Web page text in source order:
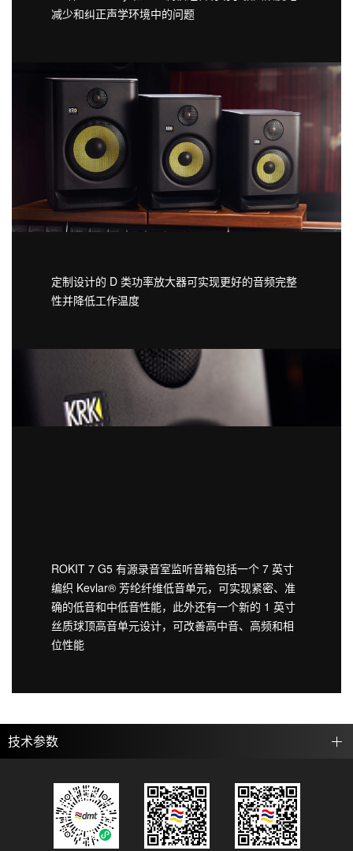
减少和纠正声学环境中的问题
定制设计的 D 类功率放大器可实现更好的音频完整
性并降低工作温度
ROKIT 7 G5 有源录音室监听音箱包括一个 7 英寸
编织 Kevlar® 芳纶纤维低音单元，可实现紧密、准
确的低音和中低音性能，此外还有一个新的 1 英寸
丝质球顶高音单元设计，可改善高中音、高频和相
位性能
技术参数